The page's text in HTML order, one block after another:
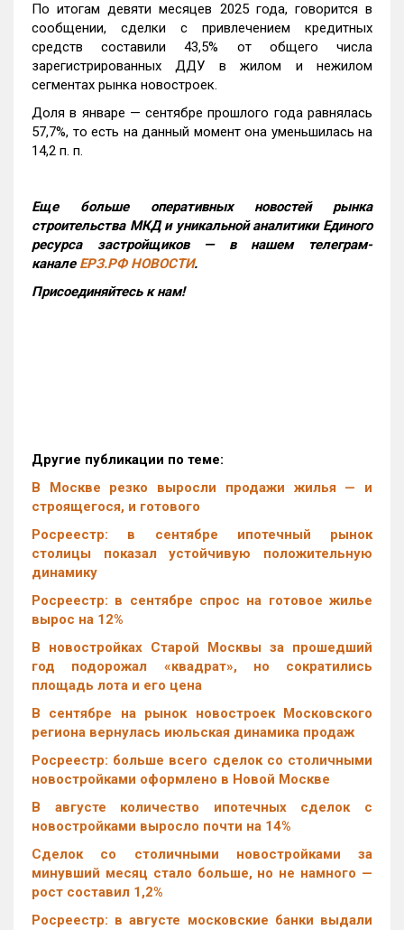
По итогам девяти месяцев 2025 года, говорится в
сообщении, сделки с привлечением кредитных
средств составили 43,5% от общего числа
зарегистрированных ДДУ в жилом и нежилом
сегментах рынка новостроек.
Доля в январе — сентябре прошлого года равнялась
57,7%, то есть на данный момент она уменьшилась на
14,2 п. п.
Еще больше оперативных новостей рынка
строительства МКД и уникальной аналитики Единого
ресурса застройщиков — в нашем телеграм-
канале ЕРЗ.РФ НОВОСТИ.
Присоединяйтесь к нам!
Другие публикации по теме:
В Москве резко выросли продажи жилья — и
строящегося, и готового
Росреестр: в сентябре ипотечный рынок
столицы показал устойчивую положительную
динамику
Росреестр: в сентябре спрос на готовое жилье
вырос на 12%
В новостройках Старой Москвы за прошедший
год подорожал «квадрат», но сократились
площадь лота и его цена
В сентябре на рынок новостроек Московского
региона вернулась июльская динамика продаж
Росреестр: больше всего сделок со столичными
новостройками оформлено в Новой Москве
В августе количество ипотечных сделок с
новостройками выросло почти на 14%
Cделок со столичными новостройками за
минувший месяц стало больше, но не намного —
рост составил 1,2%
Росреестр: в августе московские банки выдали